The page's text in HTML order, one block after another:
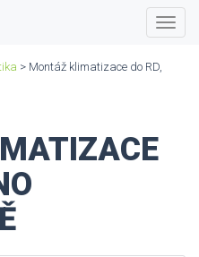
> Montáž klimatizace do RD,